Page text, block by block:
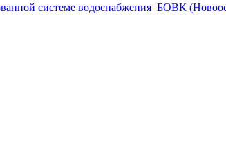
системе водоснабжения_БОВК